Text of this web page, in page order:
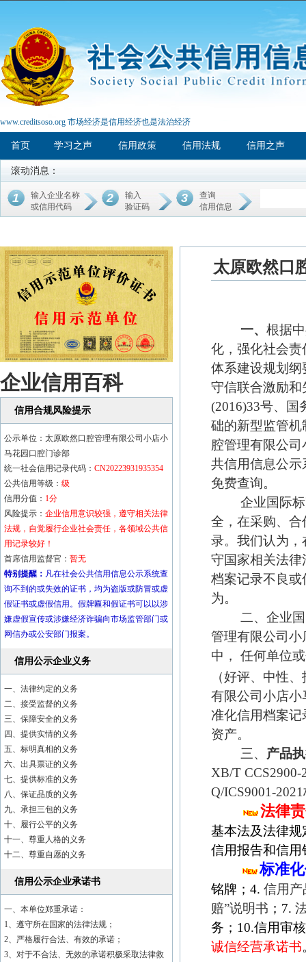
www.creditsoso.org 市场经济是信用经济也是法治经济
首页 学习之声 信用政策 信用法规 信用之声
滚动消息：
1
输入企业名称
或信用代码
2
输入
验证码
3
查询
信用信息
企业信用百科
信用合规风险提示
公示单位：太原欧然口腔管理有限公司小店小
马花园口腔门诊部
统一社会信用记录代码： CN20223931935354
公共信用等级： 级
信用分值： 1分
风险提示： 企业信用意识较强，遵守相关法律
法规，自觉履行企业社会责任，各领域公共信
用记录较好！
首席信用监督官： 暂无
特别提醒： 凡在社会公共信用信息公示系统查
询不到的或失效的证书，均为盗版或防冒或虚
假证书或虚假信用。假牌匾和假证书可以以涉
嫌虚假宣传或涉嫌经济诈骗向市场监管部门或
网信办或公安部门报案。
信用公示企业义务
一、法律约定的义务
二、接受监督的义务
三、保障安全的义务
四、提供实情的义务
五、标明真相的义务
六、出具票证的义务
七、提供标准的义务
八、保证品质的义务
九、承担三包的义务
十、履行公平的义务
十一、尊重人格的义务
十二、尊重自愿的义务
信用公示企业承诺书
一、本单位郑重承诺：
1、遵守所在国家的法律法规；
2、严格履行合法、有效的承诺；
3、对于不合法、无效的承诺积极采取法律救
太原欧然口
一、 根据
化，强化社会责
体系建设规划纲
守信联合激励
(2016)33号、国
础的新型监管机
腔管理有限公
共信用信息公
免费查询。
企业国际标准
全，在采购、
录。我们认为
守国家相关法
档案记录不良
为。
二、企业国际
管理有限公司
中， 任何单位
（好评、中性
有限公司小店
准化信用档案
资产。
三、 产品
XB/T CCS2900-
Q/ICS9001-
法律
基本法及法律
信用报告和信
标准
铭牌；4. 信用产
赔”说明书 ；7.
务；10.信用审
诚信经营承诺书